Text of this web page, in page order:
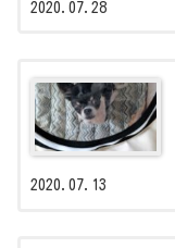
2020.07.28
2020.07.13